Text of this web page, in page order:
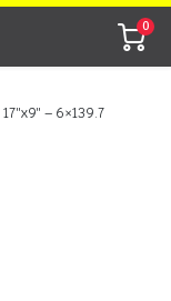
0
– 6×139.7